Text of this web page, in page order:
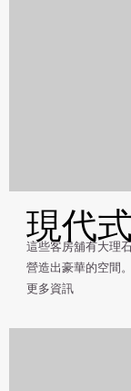
現代
這些客房舖有大理
營造出豪華的空間。
更多資訊